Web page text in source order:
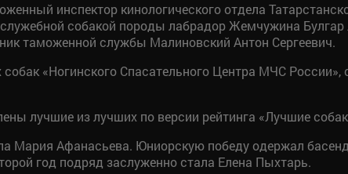
инспектор кинологического отдела
собакой породы лабрадор Жемчужина Булгар
таможенной службы Малиновский Антон Сергеевич.
«Ногинского Спасательного Центра МЧС России»,
лучшие из лучших по версии рейтинга «Лучшие
Мария Афанасьева. Юниорскую победу одержал
год подряд заслуженно стала Елена Пыхтарь.